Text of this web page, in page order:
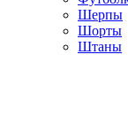
Шерпы
Шорты
Штаны